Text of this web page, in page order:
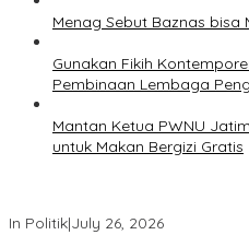
Menag Sebut Baznas bisa
Gunakan Fikih
Pembinaan Lembaga
Mantan Ketua PWNU
untuk Makan Bergizi Gratis
In Politik|July 26, 2026